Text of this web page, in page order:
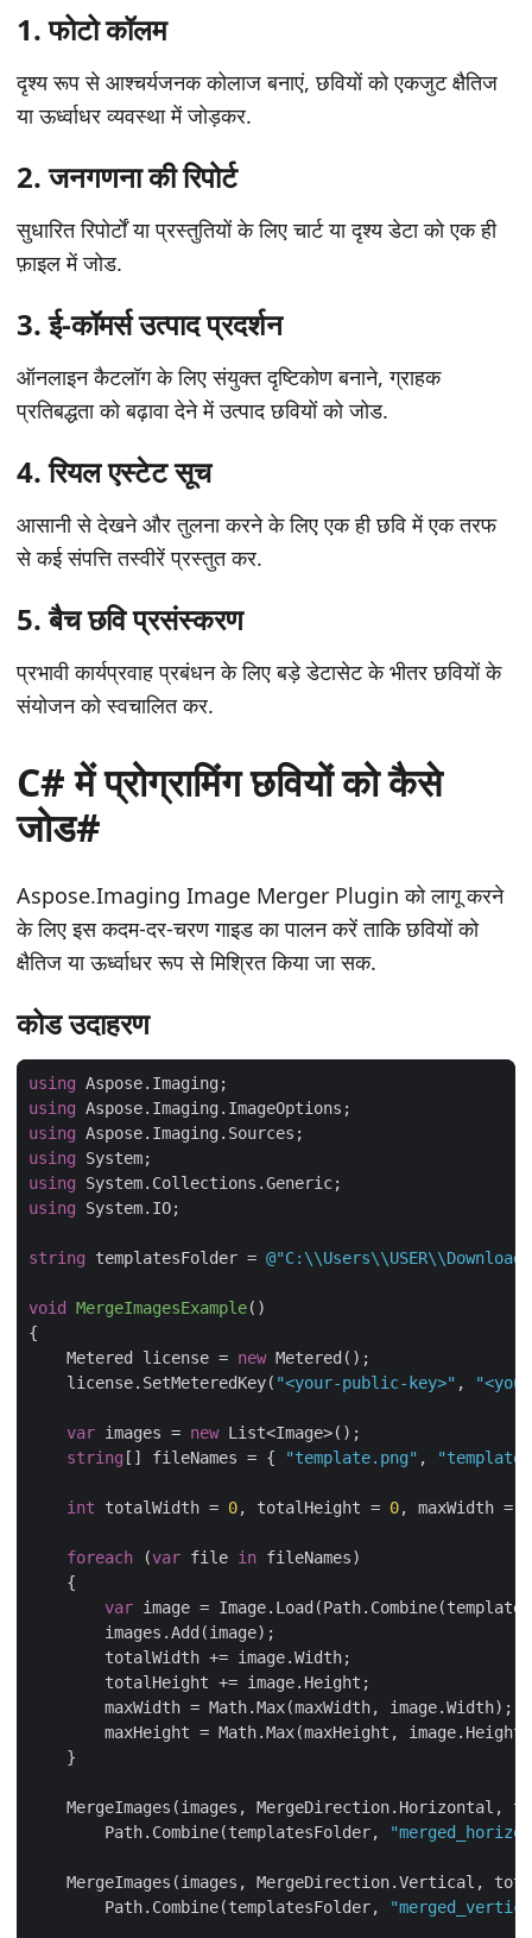
1.फोटो कॉलम
दृश्य रूप से आश्चर्यजनक कोलाज बनाएं, छवियों को एकजुट क्षैतिज
या ऊर्ध्वाधर व्यवस्था में जोड़कर.
2.जनगणना की रिपोर्ट
सुधारित रिपोर्टों या प्रस्तुतियों के लिए चार्ट या दृश्य डेटा को एक ही
फ़ाइल में जोड.
3.ई-कॉमर्स उत्पाद प्रदर्शन
ऑनलाइन कैटलॉग के लिए संयुक्त दृष्टिकोण बनाने, ग्राहक
प्रतिबद्धता को बढ़ावा देने में उत्पाद छवियों को जोड.
4.रियल एस्टेट सूच
आसानी से देखने और तुलना करने के लिए एक ही छवि में एक तरफ
से कई संपत्ति तस्वीरें प्रस्तुत कर.
5.बैच छवि प्रसंस्करण
प्रभावी कार्यप्रवाह प्रबंधन के लिए बड़े डेटासेट के भीतर छवियों के
संयोजन को स्वचालित कर.
C# में प्रोग्रामिंग छवियों को कैसे
जोड#
Aspose.Imaging Image Merger Plugin को लागू करने
के लिए इस कदम-दर-चरण गाइड का पालन करें ताकि छवियों को
क्षैतिज या ऊर्ध्वाधर रूप से मिश्रित किया जा सक.
कोड उदाहरण
using
using
using
using
using
using
string templatesFolder =
void MergeImagesExample( )
    Metered license =
new
    license.SetMeteredKey(
"<your-public-key>" ,
var images = new
string [] fileNames = { "template.png" ,
int totalWidth = 0, totalHeight = 0, maxWidth =
foreach (var file in
var
        Path.Combine(templatesFolder,
        Path.Combine(templatesFolder,